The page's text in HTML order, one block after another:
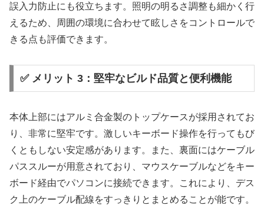
誤入力防止にも役立ちます。照明の明るさ調整も細かく行
えるため、周囲の環境に合わせて眩しさをコントロールで
きる点も評価できます。
✅ メリット 3：堅牢なビルド品質と便利機能
本体上部にはアルミ合金製のトップケースが採用されてお
り、非常に堅牢です。激しいキーボード操作を行ってもび
くともしない安定感があります。また、裏面にはケーブル
パススルーが用意されており、マウスケーブルなどをキー
ボード経由でパソコンに接続できます。これにより、デス
ク上のケーブル配線をすっきりとまとめることが能です。